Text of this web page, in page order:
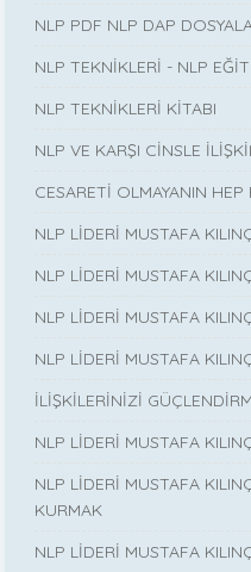
NLP PDF NLP DAP
NLP TEKNİKLERİ - NLP
NLP TEKNİKLERİ KİTABI
NLP VE KARŞI CİNSLE
CESARETİ OLMAYANIN
NLP LİDERİ MUSTAFA
NLP LİDERİ MUSTAFA
NLP LİDERİ MUSTAFA
NLP LİDERİ MUSTAFA
İLİŞKİLERİNİZİ
NLP LİDERİ MUSTAFA
NLP LİDERİ MUSTAFA
KURMAK
NLP LİDERİ MUSTAFA